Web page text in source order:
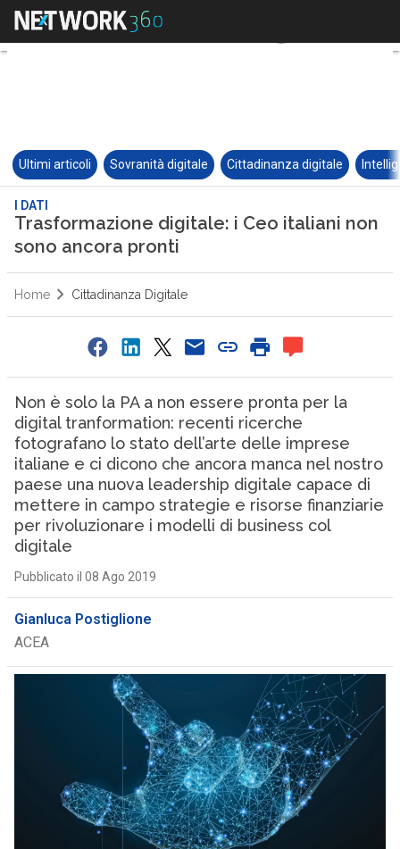
Ultimi articoli Sovranità digitale Cittadinanza digitale
I DATI
Trasformazione digitale: i Ceo italiani non
sono ancora pronti
Home Cittadinanza Digitale
Non è solo la PA a non essere pronta per la
digital tranformation: recenti ricerche
fotografano lo stato dell’arte delle imprese
italiane e ci dicono che ancora manca nel nostro
paese una nuova leadership digitale capace di
mettere in campo strategie e risorse finanziarie
per rivoluzionare i modelli di business col
digitale
Pubblicato il 08 Ago 2019
Gianluca Postiglione
ACEA